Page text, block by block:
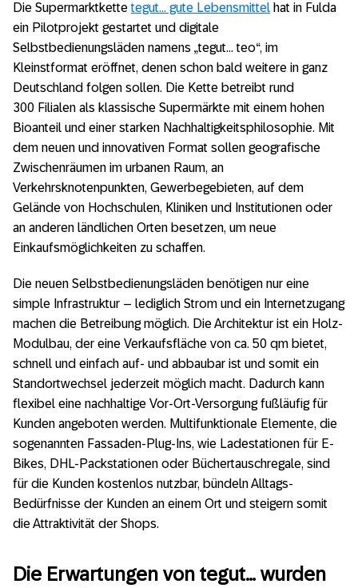
Die Supermarktkettetegut… gute Lebensmittel hat in Fulda
ein Pilotprojekt gestartet und digitale
Selbstbedienungsläden namens „tegut… teo“, im
Kleinstformat eröffnet, denen schon bald weitere in ganz
Deutschland folgen sollen. Die Kette betreibt rund
300 Filialen als klassische Supermärkte mit einem hohen
Bioanteil und einer starken Nachhaltigkeitsphilosophie. Mit
dem neuen und innovativen Format sollen geografische
Zwischenräumen im urbanen Raum, an
Verkehrsknotenpunkten, Gewerbegebieten, auf dem
Gelände von Hochschulen, Kliniken und Institutionen oder
an anderen ländlichen Orten besetzen, um neue
Einkaufsmöglichkeiten zu schaffen.
Die neuen Selbstbedienungsläden benötigen nur eine
simple Infrastruktur – lediglich Strom und ein Internetzugang
machen die Betreibung möglich. Die Architektur ist ein Holz-
Modulbau, der eine Verkaufsfläche von ca. 50 qm bietet,
schnell und einfach auf- und abbaubar ist und somit ein
Standortwechsel jederzeit möglich macht. Dadurch kann
flexibel eine nachhaltige Vor-Ort-Versorgung fußläufig für
Kunden angeboten werden. Multifunktionale Elemente, die
sogenannten Fassaden-Plug-Ins, wie Ladestationen für E-
Bikes, DHL-Packstationen oder Büchertauschregale, sind
für die Kunden kostenlos nutzbar, bündeln Alltags-
Bedürfnisse der Kunden an einem Ort und steigern somit
die Attraktivität der Shops.
Die Erwartungen von tegut… wurden